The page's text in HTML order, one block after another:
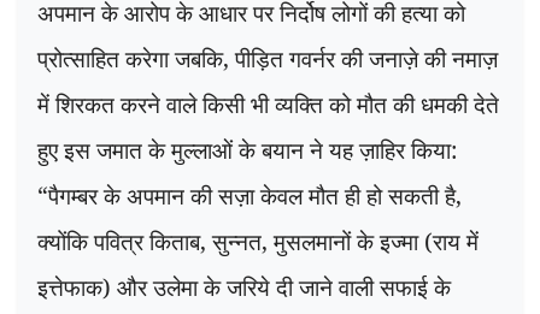
अपमान के आरोप के आधार पर निर्दोष लोगों की हत्या को
प्रोत्साहित करेगा जबकि,पीड़ित गवर्नर की जनाज़े की नमाज़
में शिरकत करने वाले किसी भी व्यक्ति को मौत की धमकी देते
हुए इस जमात के मुल्लाओं के बयान ने यह ज़ाहिर किया:
“पैगम्बर के अपमान की सज़ा केवल मौत ही हो सकती है,
क्योंकि पवित्र किताब,सुन्नत,मुसलमानों के इज्मा (राय में
इत्तेफाक) और उलेमा के जरिये दी जाने वाली सफाई के